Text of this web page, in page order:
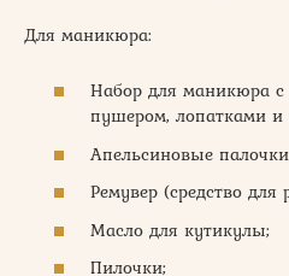
Для маникюра:
Набор для маникюра
пушером, лопатками и
Апельсиновые
Ремувер (средство
Масло для кутикулы;
Пилочки;